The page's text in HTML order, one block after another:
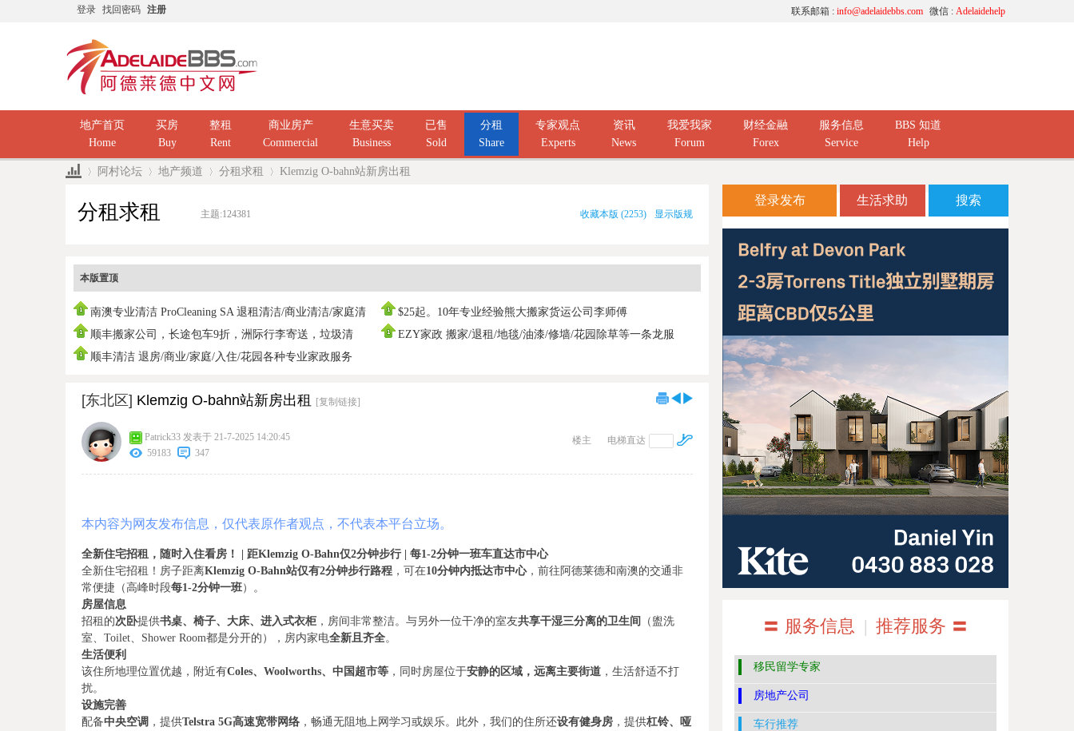
登录 找回密码 注册 微信 : Adelaidehelp
联系邮箱 : info@adelaidebbs.com
地产首页
Home
买房
Buy
整租
Rent
商业房产
Commercial
生意买卖
Business
已售
Sold
分租
Share
专家观点
Experts
资讯
News
我爱我家
Forum
财经金融
Forex
服务信息
Service
BBS 知道
Help
阿村论坛 地产频道 分租求租 Klemzig O-bahn站新房出租
分租求租 主题:124381 显示版规
收藏本版 (2253)
本版置顶
南澳专业清洁 ProCleaning SA 退租清洁/商业清洁/家庭清
洁/ 民
$25起。10年专业经验熊大搬家货运公司李师傅
0437666808，寄存打
顺丰搬家公司，长途包车9折，洲际行李寄送，垃圾清
运，中国海运
EZY家政 搬家/退租/地毯/油漆/修墙/花园除草等一条龙服
顺丰清洁 退房/商业/家庭/入住/花园各种专业家政服务
[东北区] Klemzig O-bahn站新房出租 [复制链接]
电梯直达
楼主
Patrick33 发表于 21-7-2025 14:20:45
59183
347
本内容为网友发布信息，仅代表原作者观点，不代表本平台立场。
全新住宅招租，随时入住看房！ | 距Klemzig O-Bahn仅2分钟步行 | 每1-2分钟一班车直达市中心
全新住宅招租！房子距离Klemzig O-Bahn站仅有2分钟步行路程 ，可在10分钟内抵达市中心，前往阿德莱德和南澳的交通非
常便捷（高峰时段每1-2分钟一班）。
房屋信息
招租的次卧提供书桌、椅子、大床、进入式衣柜 ，房间非常整洁。与另外一位干净的室友共享干湿三分离的卫生间
（盥洗
室、Toilet、Shower Room都是分开的），房内家电全新且齐全。
生活便利
该住所地理位置优越，附近有Coles、Woolworths、中国超市等 ，同时房屋位于安静的区域，远离主要街道 ，生活舒适不打
扰。
设施完善
配备中央空调 ，提供Telstra 5G高速宽带网络 ，畅通无阻地上网学习或娱乐。此外，我们的住所还设有健身房 ，提供杠铃、哑
登录发布 生活求助 搜索
〓 服务信息 | 推荐服务 〓
移民留学专家
房地产公司
车行推荐